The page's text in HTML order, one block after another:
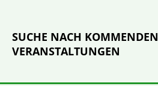
SUCHE NACH KOMMENDEN
VERANSTALTUNGEN